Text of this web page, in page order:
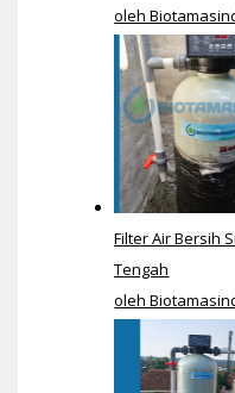
oleh
Filter Air Bersih
Tengah
oleh